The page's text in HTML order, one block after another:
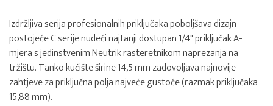
Izdržljiva serija profesionalnih priključaka poboljšava dizajn
postojeće C serije nudeći najtanji dostupan 1/4" priključak A-
mjera s jedinstvenim Neutrik rasteretnikom naprezanja na
tržištu. Tanko kućište širine 14,5 mm zadovoljava najnovije
zahtjeve za priključna polja najveće gustoće (razmak priključaka
15,88 mm).